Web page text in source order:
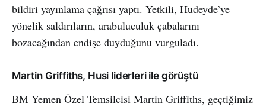
bildiri yayınlama çağrısı yaptı. Yetkili, Hudeyde’ye
yönelik saldırıların, arabuluculuk çabalarını
bozacağından endişe duyduğunu vurguladı.
Martin Griffiths, Husi liderleri ile görüştü
BM Yemen Özel Temsilcisi Martin Griffiths, geçtiğimiz